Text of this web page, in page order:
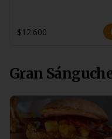
$12.600
Gran